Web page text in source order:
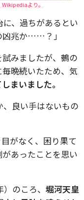
より。
、過ちがあるとい
凶兆か……？」
みましたが、鵺の
晩続いたため、気
まいました。
良い手はないもの
がなく、困り果て
あったことを思い
のころ、 堀河天皇